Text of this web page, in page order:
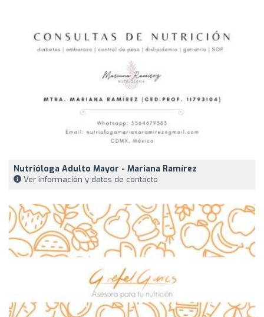
Nutrióloga Adulto Mayor - Mariana Ramírez
Ver información y datos de contacto